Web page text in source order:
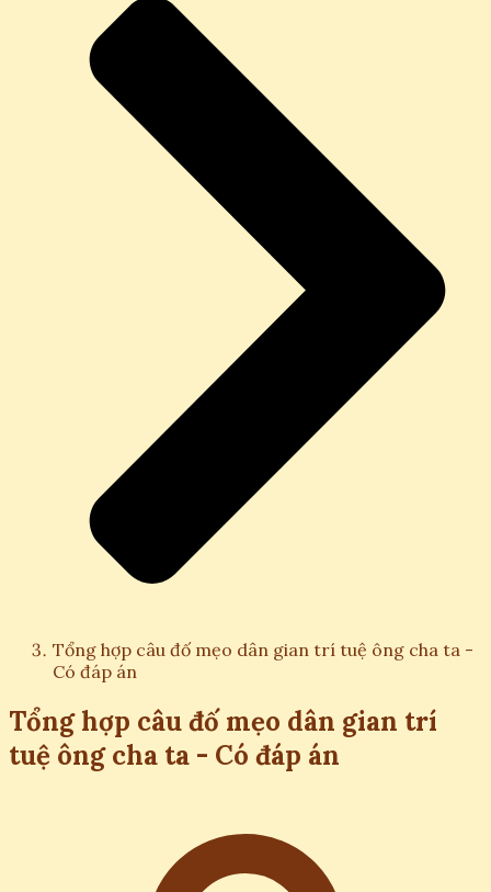
Tổng hợp câu đố mẹo dân gian trí tuệ ông cha ta -
Có đáp án
Tổng hợp câu đố mẹo dân gian trí
tuệ ông cha ta - Có đáp án